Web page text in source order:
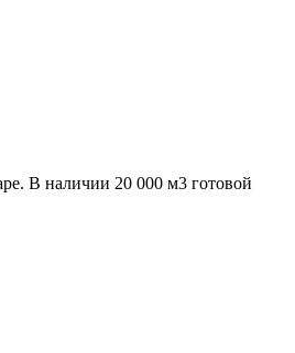
В наличии 20 000 м3 готовой